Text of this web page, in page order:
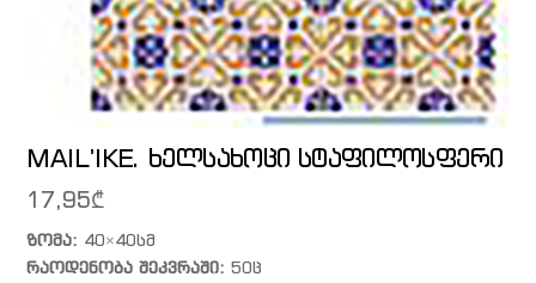
MAIL’IKE. ხელსახოცი სტაფილოსფერი
17,95₾
ზომა: 40×40სმ
რაოდენობა შეკვრაში: 50ც